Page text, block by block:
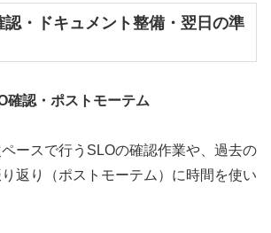
・ドキュメント整備・翌日の準
確認・ポストモーテム
ースで行うSLOの確認作業や、過去の
返り（ポストモーテム）に時間を使い